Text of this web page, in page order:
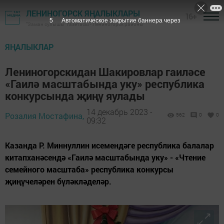
ЛЕНИНОГОРСК ЯҢАЛЫКЛАРЫ
"Заман сулышы" газетасы - Лениногорск районы
ЯҢАЛЫКЛАР
Лениногорскидан Шакировлар гаиләсе
«Гаилә масштабында уку» республика
конкурсында җиңү яулады
Розалия Мостафина, 14 декабрь 2023 -
09:32
562 0 0
Казанда Р. Миннуллин исемендәге республика балалар
китапханәсендә «Гаилә масштабында уку» - «Чтение
семейного масштаба» республика конкурсы
җиңүчеләрен бүләкләделәр.
3 Автоматическое закрытие баннера через